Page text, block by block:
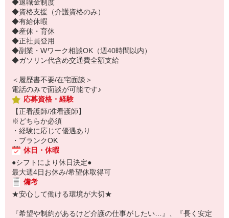
◆退職金制度
◆資格支援（介護資格のみ）
◆有給休暇
◆産休・育休
◆正社員登用
◆副業・Wワーク相談OK（週40時間以内）
◆ガソリン代含め交通費全額支給
＜履歴書不要/在宅面談＞
電話のみで面談が可能です♪
応募資格・経験
【正看護師/准看護師】
※どちらか必須
・経験に応じて優遇あり
・ブランクOK
休日・休暇
●シフトにより休日決定●
最大週4日お休み/希望休取得可
備考
★安心して働ける環境が大切★
『希望や制約があるけど介護の仕事がしたい…』、『長く安定